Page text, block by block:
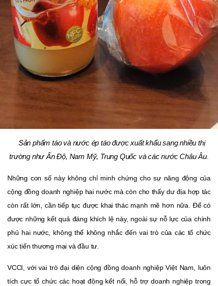
Sản phẩm táo và nước ép táo được xuất khẩu sang nhiều thị
trường như Ấn Độ, Nam Mỹ, Trung Quốc và các nước Châu Âu
Những con số này không chỉ minh chứng cho sự năng động của
cộng đồng doanh nghiệp hai nước mà còn cho thấy dư địa hợp tác
còn rất lớn, cần tiếp tục được khai thác mạnh mẽ hơn nữa. Để có
được những kết quả đáng khích lệ này, ngoài sự nỗ lực của chính
phủ hai nước, không thể không nhắc đến vai trò của các tổ chức
xúc tiến thương mại và đầu tư.
VCCI , với vai trò đại diện cộng đồng doanh nghiệp Việt Nam, luôn
tích cực tổ chức các hoạt động kết nối, hỗ trợ doanh nghiệp trong